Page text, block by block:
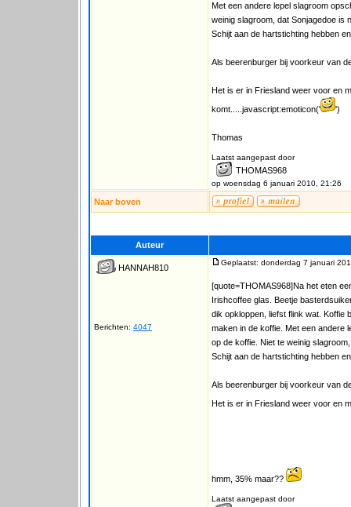
Met een andere lepel slagroom
weinig slagroom, dat Sonjagedoe is
Schijt aan de hartstichting hebben
Als beerenburger bij voorkeur van
Het is er in Friesland weer voor en
komt.....javascript:emoticon('
')
Thomas
Laatst aangepast door
THOMAS968
op woensdag 6 januari 2010, 21:26
Naar boven
Auteur
HANNAH810
Berichten: 4047
Geplaatst: donderdag 7 januari
[quote=THOMAS968]Na het eten
Irishcoffee glas. Beetje
dik opkloppen, liefst flink wat. Koffie
maken in de koffie. Met een andere
op de koffie. Niet te weinig
Schijt aan de hartstichting hebben
Als beerenburger bij voorkeur van
Het is er in Friesland weer voor en
hmm, 35% maar??
Laatst aangepast door